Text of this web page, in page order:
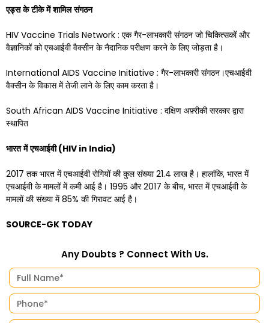
एड्स के टीके में शामिल संगठन
HIV Vaccine Trials Network : एक गैर-लाभकारी संगठन जो चिकित्सकों और
वैज्ञानिकों को एचआईवी वैक्सीन के नैदानिक ​​परीक्षण करने के लिए जोड़ता है।
International AIDS Vaccine Initiative : गैर-लाभकारी संगठन।एचआईवी
वैक्सीन के विकास में तेजी लाने के लिए काम करता है।
South African AIDS Vaccine Initiative : दक्षिण अफ़्रीकी सरकार द्वारा
स्थापित
भारत में एचआईवी(HIV in India)
2017 तक भारत में एचआईवी रोगियों की कुल संख्या 21.4 लाख है। हालांकि, भारत में
एचआईवी के मामलों में कमी आई है। 1995 और 2017 के बीच, भारत में एचआईवी के
मामलों की संख्या में 85% की गिरावट आई है।
SOURCE-GK TODAY
Any Doubts ? Connect With Us.